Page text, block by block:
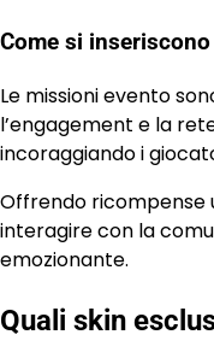
Come si
Le missioni evento
l’engagement e la
incoraggiando i
Offrendo ricompense
interagire con la
emozionante.
Quali skin